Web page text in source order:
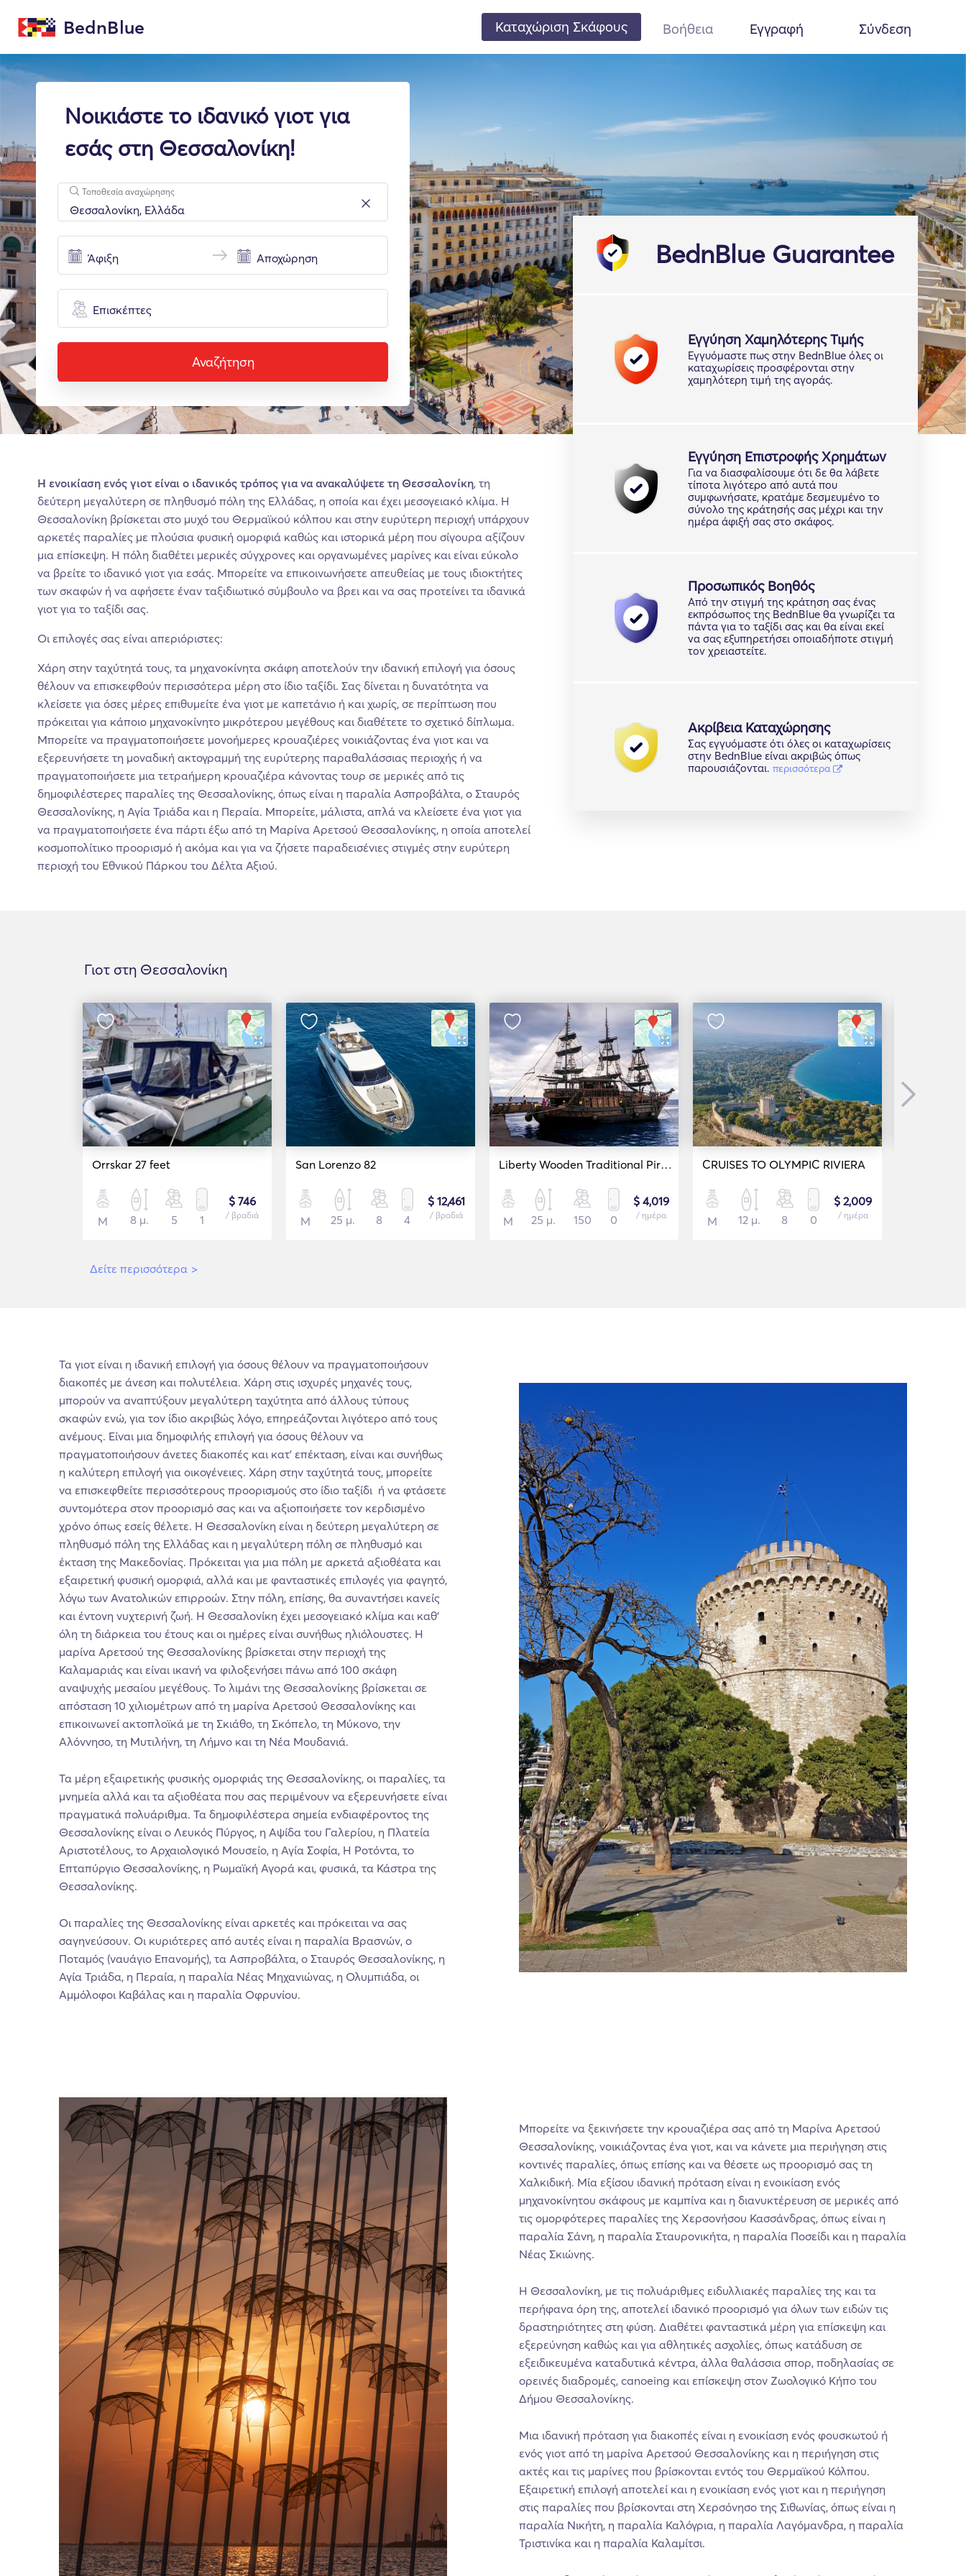
BednBlue Καταχώριση Σκάφους Βοήθεια Εγγραφή Σύνδεση
Νοικιάστε το ιδανικό γιοτ για
εσάς στη Θεσσαλονίκη!
Τοποθεσία αναχώρησης
Επισκέπτες
Αναζήτηση
BednBlue Guarantee
Εγγύηση Χαμηλότερης Τιμής
Εγγυόμαστε πως στην BednBlue όλες οι
καταχωρίσεις προσφέρονται στην
χαμηλότερη τιμή της αγοράς.
Εγγύηση Επιστροφής Χρημάτων
Για να διασφαλίσουμε ότι δε θα λάβετε
τίποτα λιγότερο από αυτά που
συμφωνήσατε, κρατάμε δεσμευμένο το
σύνολο της κράτησής σας μέχρι και την
ημέρα άφιξή σας στο σκάφος.
Προσωπικός Βοηθός
Από την στιγμή της κράτηση σας ένας
εκπρόσωπος της BednBlue θα γνωρίζει τα
πάντα για το ταξίδι σας και θα είναι εκεί
να σας εξυπηρετήσει οποιαδήποτε στιγμή
τον χρειαστείτε.
Ακρίβεια Καταχώρησης
Σας εγγυόμαστε ότι όλες οι καταχωρίσεις
στην BednBlue είναι ακριβώς όπως
παρουσιάζονται. περισσότερα
H ενοικίαση ενός γιοτ είναι ο ιδανικός τρόπος για να ανακαλύψετε τη Θεσσαλονίκη, τη
δεύτερη μεγαλύτερη σε πληθυσμό πόλη της Ελλάδας, η οποία και έχει μεσογειακό κλίμα. Η
Θεσσαλονίκη βρίσκεται στο μυχό του Θερμαϊκού κόλπου και στην ευρύτερη περιοχή υπάρχουν
αρκετές παραλίες με πλούσια φυσική ομορφιά καθώς και ιστορικά μέρη που σίγουρα αξίζουν
μια επίσκεψη. Η πόλη διαθέτει μερικές σύγχρονες και οργανωμένες μαρίνες και είναι εύκολο
να βρείτε το ιδανικό γιοτ για εσάς. Μπορείτε να επικοινωνήσετε απευθείας με τους ιδιοκτήτες
των σκαφών ή να αφήσετε έναν ταξιδιωτικό σύμβουλο να βρει και να σας προτείνει τα ιδανικά
γιοτ για το ταξίδι σας.
Οι επιλογές σας είναι απεριόριστες:
Χάρη στην ταχύτητά τους, τα μηχανοκίνητα σκάφη αποτελούν την ιδανική επιλογή για όσους
θέλουν να επισκεφθούν περισσότερα μέρη στο ίδιο ταξίδι. Σας δίνεται η δυνατότητα να
κλείσετε για όσες μέρες επιθυμείτε ένα γιοτ με καπετάνιο ή και χωρίς, σε περίπτωση που
πρόκειται για κάποιο μηχανοκίνητο μικρότερου μεγέθους και διαθέτετε το σχετικό δίπλωμα.
Μπορείτε να πραγματοποιήσετε μονοήμερες κρουαζιέρες νοικιάζοντας ένα γιοτ και να
εξερευνήσετε τη μοναδική ακτογραμμή της ευρύτερης παραθαλάσσιας περιοχής ή να
πραγματοποιήσετε μια τετραήμερη κρουαζιέρα κάνοντας τουρ σε μερικές από τις
δημοφιλέστερες παραλίες της Θεσσαλονίκης, όπως είναι η παραλία Ασπροβάλτα, ο Σταυρός
Θεσσαλονίκης, η Αγία Τριάδα και η Περαία. Μπορείτε, μάλιστα, απλά να κλείσετε ένα γιοτ για
να πραγματοποιήσετε ένα πάρτι έξω από τη Μαρίνα Αρετσού Θεσσαλονίκης, η οποία αποτελεί
κοσμοπολίτικο προορισμό ή ακόμα και για να ζήσετε παραδεισένιες στιγμές στην ευρύτερη
περιοχή του Εθνικού Πάρκου του Δέλτα Αξιού.
Γιοτ στη Θεσσαλονίκη
Orrskar 27 feet
Μ 8 μ. 5 1
$ 746
/ βραδιά
San Lorenzo 82
Μ 25 μ. 8 4
$ 12,461
/ βραδιά
Liberty Wooden Traditional Pirate Ship (4 hours)
Μ 25 μ. 150 0
$ 4,019
/ ημέρα
CRUISES TO OLYMPIC RIVIERA
Μ 12 μ. 8 0
$ 2,009
/ ημέρα
Next
Δείτε περισσότερα >
Τα γιοτ είναι η ιδανική επιλογή για όσους θέλουν να πραγματοποιήσουν
διακοπές με άνεση και πολυτέλεια. Χάρη στις ισχυρές μηχανές τους,
μπορούν να αναπτύξουν μεγαλύτερη ταχύτητα από άλλους τύπους
σκαφών ενώ, για τον ίδιο ακριβώς λόγο, επηρεάζονται λιγότερο από τους
ανέμους. Είναι μια δημοφιλής επιλογή για όσους θέλουν να
πραγματοποιήσουν άνετες διακοπές και κατ’ επέκταση, είναι και συνήθως
η καλύτερη επιλογή για οικογένειες. Χάρη στην ταχύτητά τους, μπορείτε
να επισκεφθείτε περισσότερους προορισμούς στο ίδιο ταξίδι ή να φτάσετε
συντομότερα στον προορισμό σας και να αξιοποιήσετε τον κερδισμένο
χρόνο όπως εσείς θέλετε. Η Θεσσαλονίκη είναι η δεύτερη μεγαλύτερη σε
πληθυσμό πόλη της Ελλάδας και η μεγαλύτερη πόλη σε πληθυσμό και
έκταση της Μακεδονίας. Πρόκειται για μια πόλη με αρκετά αξιοθέατα και
εξαιρετική φυσική ομορφιά, αλλά και με φανταστικές επιλογές για φαγητό,
λόγω των Ανατολικών επιρροών. Στην πόλη, επίσης, θα συναντήσει κανείς
και έντονη νυχτερινή ζωή. Η Θεσσαλονίκη έχει μεσογειακό κλίμα και καθ’
όλη τη διάρκεια του έτους και οι ημέρες είναι συνήθως ηλιόλουστες. Η
μαρίνα Αρετσού της Θεσσαλονίκης βρίσκεται στην περιοχή της
Καλαμαριάς και είναι ικανή να φιλοξενήσει πάνω από 100 σκάφη
αναψυχής μεσαίου μεγέθους. Το λιμάνι της Θεσσαλονίκης βρίσκεται σε
απόσταση 10 χιλιομέτρων από τη μαρίνα Αρετσού Θεσσαλονίκης και
επικοινωνεί ακτοπλοϊκά με τη Σκιάθο, τη Σκόπελο, τη Μύκονο, την
Αλόννησο, τη Μυτιλήνη, τη Λήμνο και τη Νέα Μουδανιά.
Τα μέρη εξαιρετικής φυσικής ομορφιάς της Θεσσαλονίκης, οι παραλίες, τα
μνημεία αλλά και τα αξιοθέατα που σας περιμένουν να εξερευνήσετε είναι
πραγματικά πολυάριθμα. Τα δημοφιλέστερα σημεία ενδιαφέροντος της
Θεσσαλονίκης είναι ο Λευκός Πύργος, η Αψίδα του Γαλερίου, η Πλατεία
Αριστοτέλους, το Αρχαιολογικό Μουσείο, η Αγία Σοφία, Η Ροτόντα, το
Επταπύργιο Θεσσαλονίκης, η Ρωμαϊκή Αγορά και, φυσικά, τα Κάστρα της
Θεσσαλονίκης.
Οι παραλίες της Θεσσαλονίκης είναι αρκετές και πρόκειται να σας
σαγηνεύσουν. Οι κυριότερες από αυτές είναι η παραλία Βρασνών, ο
Ποταμός (ναυάγιο Επανομής), τα Ασπροβάλτα, ο Σταυρός Θεσσαλονίκης, η
Αγία Τριάδα, η Περαία, η παραλία Νέας Μηχανιώνας, η Ολυμπιάδα, οι
Αμμόλοφοι Καβάλας και η παραλία Οφρυνίου.
Μπορείτε να ξεκινήσετε την κρουαζιέρα σας από τη Μαρίνα Αρετσού
Θεσσαλονίκης, νοικιάζοντας ένα γιοτ, και να κάνετε μια περιήγηση στις
κοντινές παραλίες, όπως επίσης και να θέσετε ως προορισμό σας τη
Χαλκιδική. Μία εξίσου ιδανική πρόταση είναι η ενοικίαση ενός
μηχανοκίνητου σκάφους με καμπίνα και η διανυκτέρευση σε μερικές από
τις ομορφότερες παραλίες της Χερσονήσου Κασσάνδρας, όπως είναι η
παραλία Σάνη, η παραλία Σταυρονικήτα, η παραλία Ποσείδι και η παραλία
Νέας Σκιώνης.
Η Θεσσαλονίκη, με τις πολυάριθμες ειδυλλιακές παραλίες της και τα
περήφανα όρη της, αποτελεί ιδανικό προορισμό για όλων των ειδών τις
δραστηριότητες στη φύση. Διαθέτει φανταστικά μέρη για επίσκεψη και
εξερεύνηση καθώς και για αθλητικές ασχολίες, όπως κατάδυση σε
εξειδικευμένα καταδυτικά κέντρα, άλλα θαλάσσια σπορ, ποδηλασίας σε
ορεινές διαδρομές, canoeing και επίσκεψη στον Ζωολογικό Κήπο του
Δήμου Θεσσαλονίκης.
Μια ιδανική πρόταση για διακοπές είναι η ενοικίαση ενός φουσκωτού ή
ενός γιοτ από τη μαρίνα Αρετσού Θεσσαλονίκης και η περιήγηση στις
ακτές και τις μαρίνες που βρίσκονται εντός του Θερμαϊκού Κόλπου.
Εξαιρετική επιλογή αποτελεί και η ενοικίαση ενός γιοτ και η περιήγηση
στις παραλίες που βρίσκονται στη Χερσόνησο της Σιθωνίας, όπως είναι η
παραλία Νικήτη, η παραλία Καλόγρια, η παραλία Λαγόμανδρα, η παραλία
Τριστινίκα και η παραλία Καλαμίτσι.